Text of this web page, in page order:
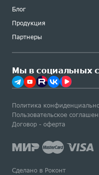
Блог
Продукция
Партнеры
Мы в социальных
Политика
Пользовательское
Договор - оферта
Сделано в Роконт